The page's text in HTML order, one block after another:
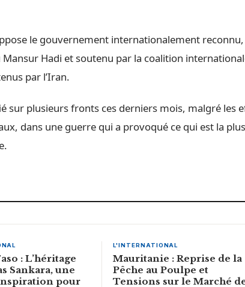
le gouvernement internationalement
Hadi et soutenu par la coalition
par l’Iran.
sur plusieurs fronts ces derniers mois, malgré les
dans une guerre qui a provoqué ce qui est la
: L’héritage
Sankara, une
pour
L'INTERNATIONAL
Mauritanie : Reprise de la
Pêche au Poulpe et
Tensions sur le Marché